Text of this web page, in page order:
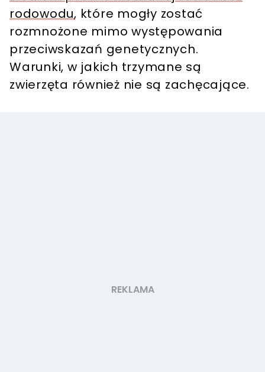
rodowodu, które mogły zostać
rozmnożone mimo występowania
przeciwskazań genetycznych.
Warunki, w jakich trzymane są
zwierzęta również nie są zachęcające.